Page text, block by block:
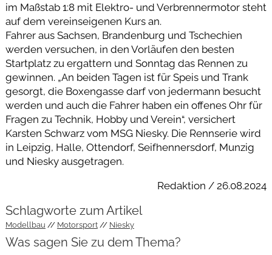
im Maßstab 1:8 mit Elektro- und Verbrennermotor steht
auf dem vereinseigenen Kurs an.
Fahrer aus Sachsen, Brandenburg und Tschechien
werden versuchen, in den Vorläufen den besten
Startplatz zu ergattern und Sonntag das Rennen zu
gewinnen. „An beiden Tagen ist für Speis und Trank
gesorgt, die Boxengasse darf von jedermann besucht
werden und auch die Fahrer haben ein offenes Ohr für
Fragen zu Technik, Hobby und Verein“, versichert
Karsten Schwarz vom MSG Niesky. Die Rennserie wird
in Leipzig, Halle, Ottendorf, Seifhennersdorf, Munzig
und Niesky ausgetragen.
Redaktion / 26.08.2024
Schlagworte zum Artikel
Modellbau Motorsport Niesky
Was sagen Sie zu dem Thema?